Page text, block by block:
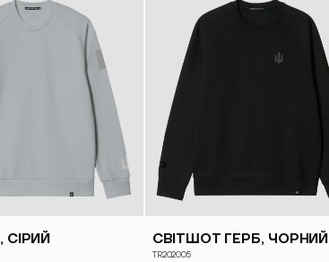
СІРИЙ СВІТШОТ ГЕРБ, ЧОРНИЙ
TR202005